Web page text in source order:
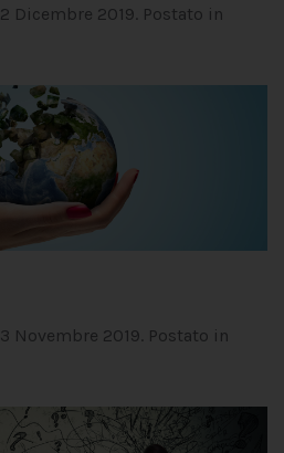
2 Dicembre 2019. Postato in
3 Novembre 2019. Postato in